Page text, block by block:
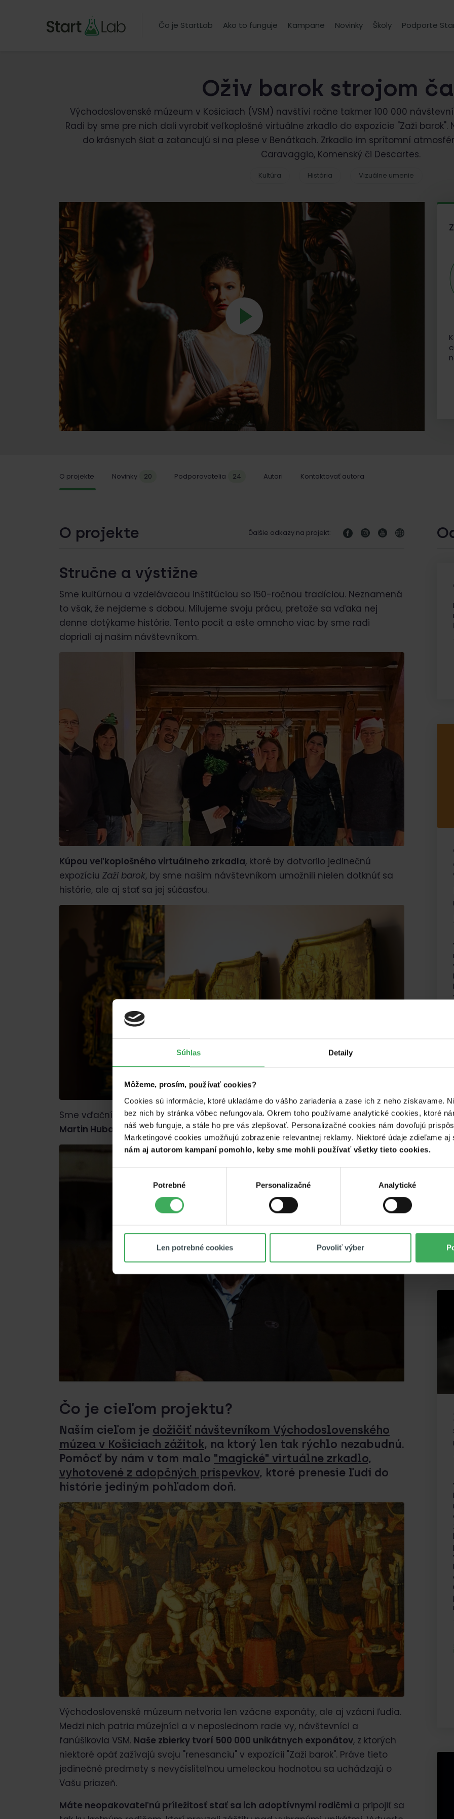
Súhlas Detaily
Môžeme, prosím, používať cookies?
Cookies sú informácie, ktoré ukladáme do vášho zariadenia a zase ich z neho získavame.
bez nich by stránka vôbec nefungovala. Okrem toho používame analytické cookies, ktoré
náš web funguje, a stále ho pre vás zlepšovať. Personalizačné cookies nám dovoľujú
Marketingové cookies umožňujú zobrazenie relevantnej reklamy. Niektoré údaje zdieľame aj
nám aj autorom kampaní pomohlo, keby sme mohli používať všetky tieto cookies.
Potrebné Personalizačné Analytické
Len potrebné cookies Povoliť výber
Čo je StartLab Ako to funguje Kampane Novinky Školy Podporte
Oživ barok strojom
Východoslovenské múzeum v Košiciach (VSM) navštívi ročne takmer 100 000
Radi by sme pre nich dali vyrobiť veľkoplošné virtuálne zrkadlo do expozície "Zaži
do krásnych šiat a zatancujú si na plese v Benátkach. Zrkadlo im sprítomní
Caravaggio, Komenský či Descartes.
Kultúra História Vizuálne umenie
O projekte Novinky 20 Podporovatelia 24 Autori Kontaktovať autora
O projekte Ďalšie odkazy na projekt:
Stručne a výstižne
Sme kultúrnou a vzdelávacou inštitúciou so 150-ročnou tradíciou. Neznamená
to však, že nejdeme s dobou. Milujeme svoju prácu, pretože sa vďaka nej
denne dotýkame histórie. Tento pocit a ešte omnoho viac by sme radi
dopriali aj našim návštevníkom.
Kúpou veľkoplošného virtuálneho zrkadla, ktoré by dotvorilo jedinečnú
expozíciu Zaži barok, by sme našim návštevníkom umožnili nielen dotknúť sa
histórie, ale aj stať sa jej súčasťou.
Sme vďační, žepatronát nad projektom VSM prevzal vážený herec, Prof.
Martin Huba
, ktorý má k baroku výnimočný vzťah.
Čo je cieľom projektu?
Naším cieľom je dožičiť návštevníkom Východoslovenského
múzea v Košiciach zážitok, na ktorý len tak rýchlo nezabudnú.
Pomôcť by nám v tom malo "magické" virtuálne zrkadlo,
vyhotovené z adopčných príspevkov, ktoré prenesie ľudí do
histórie jediným pohľadom doň.
Východoslovenské múzeum netvoria len vzácne exponáty, ale aj vzácni ľudia.
Medzi nich patria múzejníci a v neposlednom rade vy, návštevníci a
fanúšikovia VSM. Naše zbierky tvorí 500 000 unikátnych exponátov, z ktorých
niektoré opäť zažívajú svoju "renesanciu" v expozícii "Zaži barok". Práve tieto
jedinečné predmety s nevyčísliteľnou umeleckou hodnotou sa uchádzajú o
Vašu priazeň.
Máte neopakovateľnú príležitosť stať sa ich adoptívnymi rodičmi a pripojiť sa